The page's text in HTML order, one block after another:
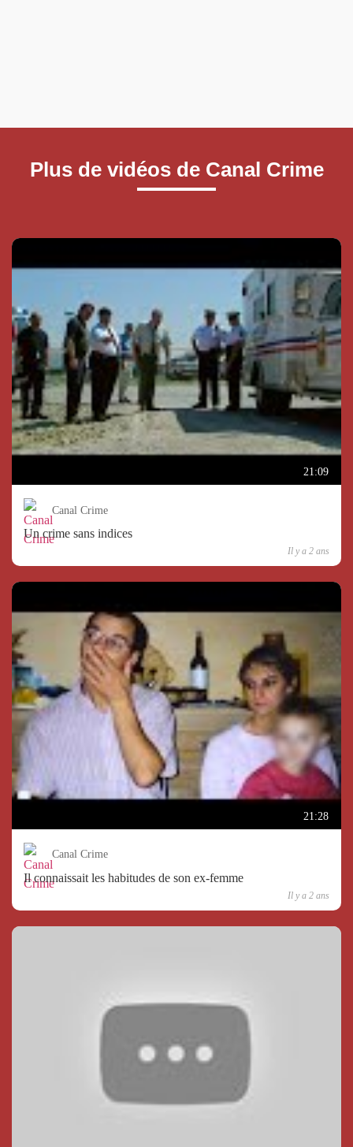
Plus de vidéos de Canal Crime
21:09
Canal Crime
Un crime sans indices
Il y a 2 ans
21:28
Canal Crime
Il connaissait les habitudes de son ex-femme
Il y a 2 ans